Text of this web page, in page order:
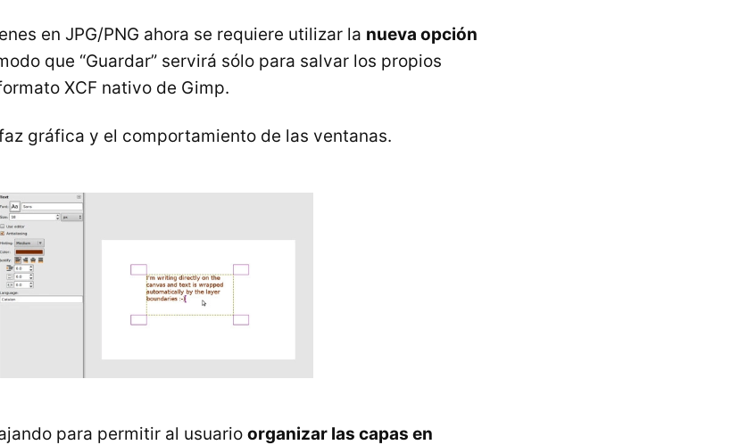
en JPG/PNG ahora se requiere utilizar la nueva opción
que “Guardar” servirá sólo para salvar los propios
XCF nativo de Gimp.
gráfica y el comportamiento de las ventanas.
para permitir al usuario organizar las capas en